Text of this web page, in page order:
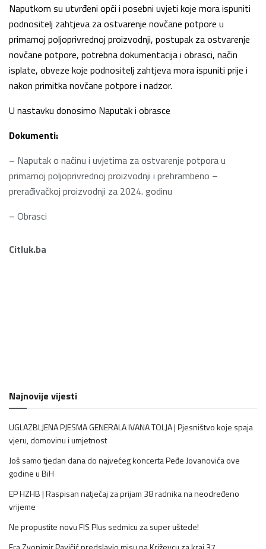
Naputkom su utvrđeni opći i posebni uvjeti koje mora ispuniti
podnositelj zahtjeva za ostvarenje novčane potpore u
primarnoj poljoprivrednoj proizvodnji, postupak za ostvarenje
novčane potpore, potrebna dokumentacija i obrasci, način
isplate, obveze koje podnositelj zahtjeva mora ispuniti prije i
nakon primitka novčane potpore i nadzor.
U nastavku donosimo Naputak i obrasce
Dokumenti:
– Naputak o načinu i uvjetima za ostvarenje potpora u
primarnoj poljoprivrednoj proizvodnji i prehrambeno –
prerađivačkoj proizvodnji za 2024. godinu
– Obrasci
Citluk.ba
Najnovije vijesti
UGLAZBLJENA PJESMA GENERALA IVANA TOLJA | Pjesništvo koje spaja
vjeru, domovinu i umjetnost
Još samo tjedan dana do najvećeg koncerta Peđe Jovanovića ove
godine u BiH
EP HZHB | Raspisan natječaj za prijam 38 radnika na neodređeno
vrijeme
Ne propustite novu FIS Plus sedmicu za super uštede!